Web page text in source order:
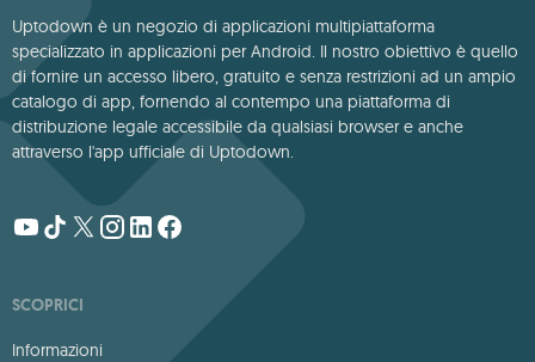
Uptodown è un negozio di applicazioni multipiattaforma
specializzato in applicazioni per Android. Il nostro obiettivo è quello
di fornire un accesso libero, gratuito e senza restrizioni ad un ampio
catalogo di app, fornendo al contempo una piattaforma di
distribuzione legale accessibile da qualsiasi browser e anche
attraverso l'app ufficiale di Uptodown.
SCOPRICI
Informazioni